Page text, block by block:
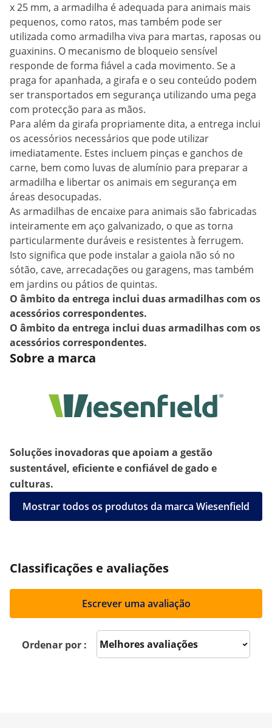
x 25 mm, a armadilha é adequada para animais mais
pequenos, como ratos, mas também pode ser
utilizada como armadilha viva para martas, raposas ou
guaxinins. O mecanismo de bloqueio sensível
responde de forma fiável a cada movimento. Se a
praga for apanhada, a girafa e o seu conteúdo podem
ser transportados em segurança utilizando uma pega
com protecção para as mãos.
Para além da girafa propriamente dita, a entrega inclui
os acessórios necessários que pode utilizar
imediatamente. Estes incluem pinças e ganchos de
carne, bem como luvas de alumínio para preparar a
armadilha e libertar os animais em segurança em
áreas desocupadas.
As armadilhas de encaixe para animais são fabricadas
inteiramente em aço galvanizado, o que as torna
particularmente duráveis e resistentes à ferrugem.
Isto significa que pode instalar a gaiola não só no
sótão, cave, arrecadações ou garagens, mas também
em jardins ou pátios de quintas.
O âmbito da entrega inclui duas armadilhas com os
acessórios correspondentes.
O âmbito da entrega inclui duas armadilhas com os
acessórios correspondentes.
Sobre a marca
Soluções inovadoras que apoiam a gestão
sustentável, eficiente e confiável de gado e
culturas.
Mostrar todos os produtos da marca Wiesenfield
Classificações e avaliações
Escrever uma avaliação
Ordenar por : Sort reviews